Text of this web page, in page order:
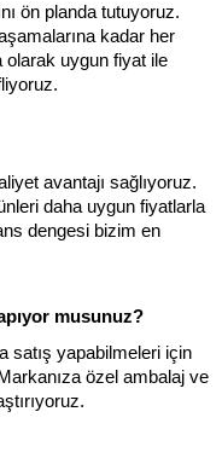
ön planda tutuyoruz.
kadar her
olarak uygun fiyat ile
avantajı sağlıyoruz.
daha uygun fiyatlarla
dengesi bizim en
musunuz?
satış yapabilmeleri için
özel ambalaj ve